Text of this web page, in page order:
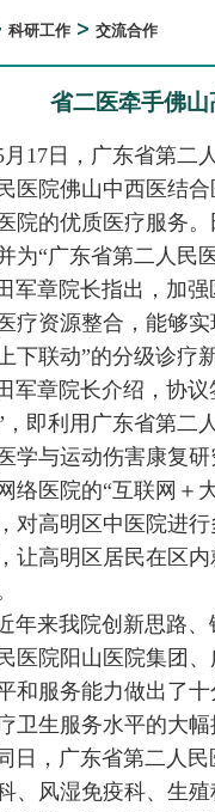
科研工作 > 交流合作
省二医牵手佛
月17日，广东省第二
医院佛山中西医结
院的优质医疗服务
为“广东省第二人民
军章院长指出，加
疗资源整合，能够
下联动”的分级诊疗
军章院长介绍，协
，即利用广东省第二
学与运动伤害康复
络医院的“互联网＋
对高明区中医院进
让高明区居民在区
年来我院创新思路
医院阳山医院集团
和服务能力做出了
卫生服务水平的大
同日，广东省第二人
、风湿免疫科、生